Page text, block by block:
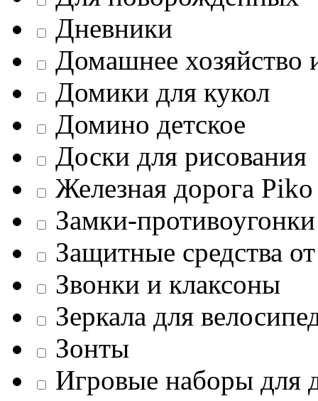
Дневники
Домашнее хозяйство
Домики для кукол
Домино детское
Доски для рисования
Железная дорога Piko
Замки-противоугонки
Защитные средства
Звонки и клаксоны
Зеркала для
Зонты
Игровые наборы для